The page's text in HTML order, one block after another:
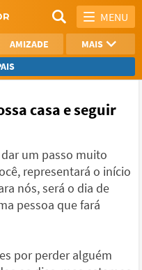
MENU
AMIZADE
MAIS
VER TODAS
casa e seguir
um passo muito
representará o início
nós, será o dia de
pessoa que fará
por perder alguém